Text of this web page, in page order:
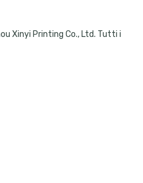
Xinyi Printing Co., Ltd. Tutti i